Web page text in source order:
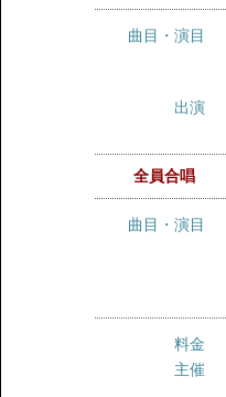
曲目・演目
出演
全員合唱
曲目・演目
料金
主催